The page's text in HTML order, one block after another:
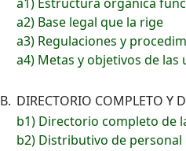
a2) Base legal que la rige
a3) Regulaciones y
a4) Metas y objetivos de
B. DIRECTORIO COMPLETO Y
b1) Directorio completo de
b2) Distributivo de personal